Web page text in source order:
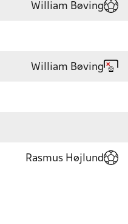
William Bøving
William Bøving
Rasmus Højlund